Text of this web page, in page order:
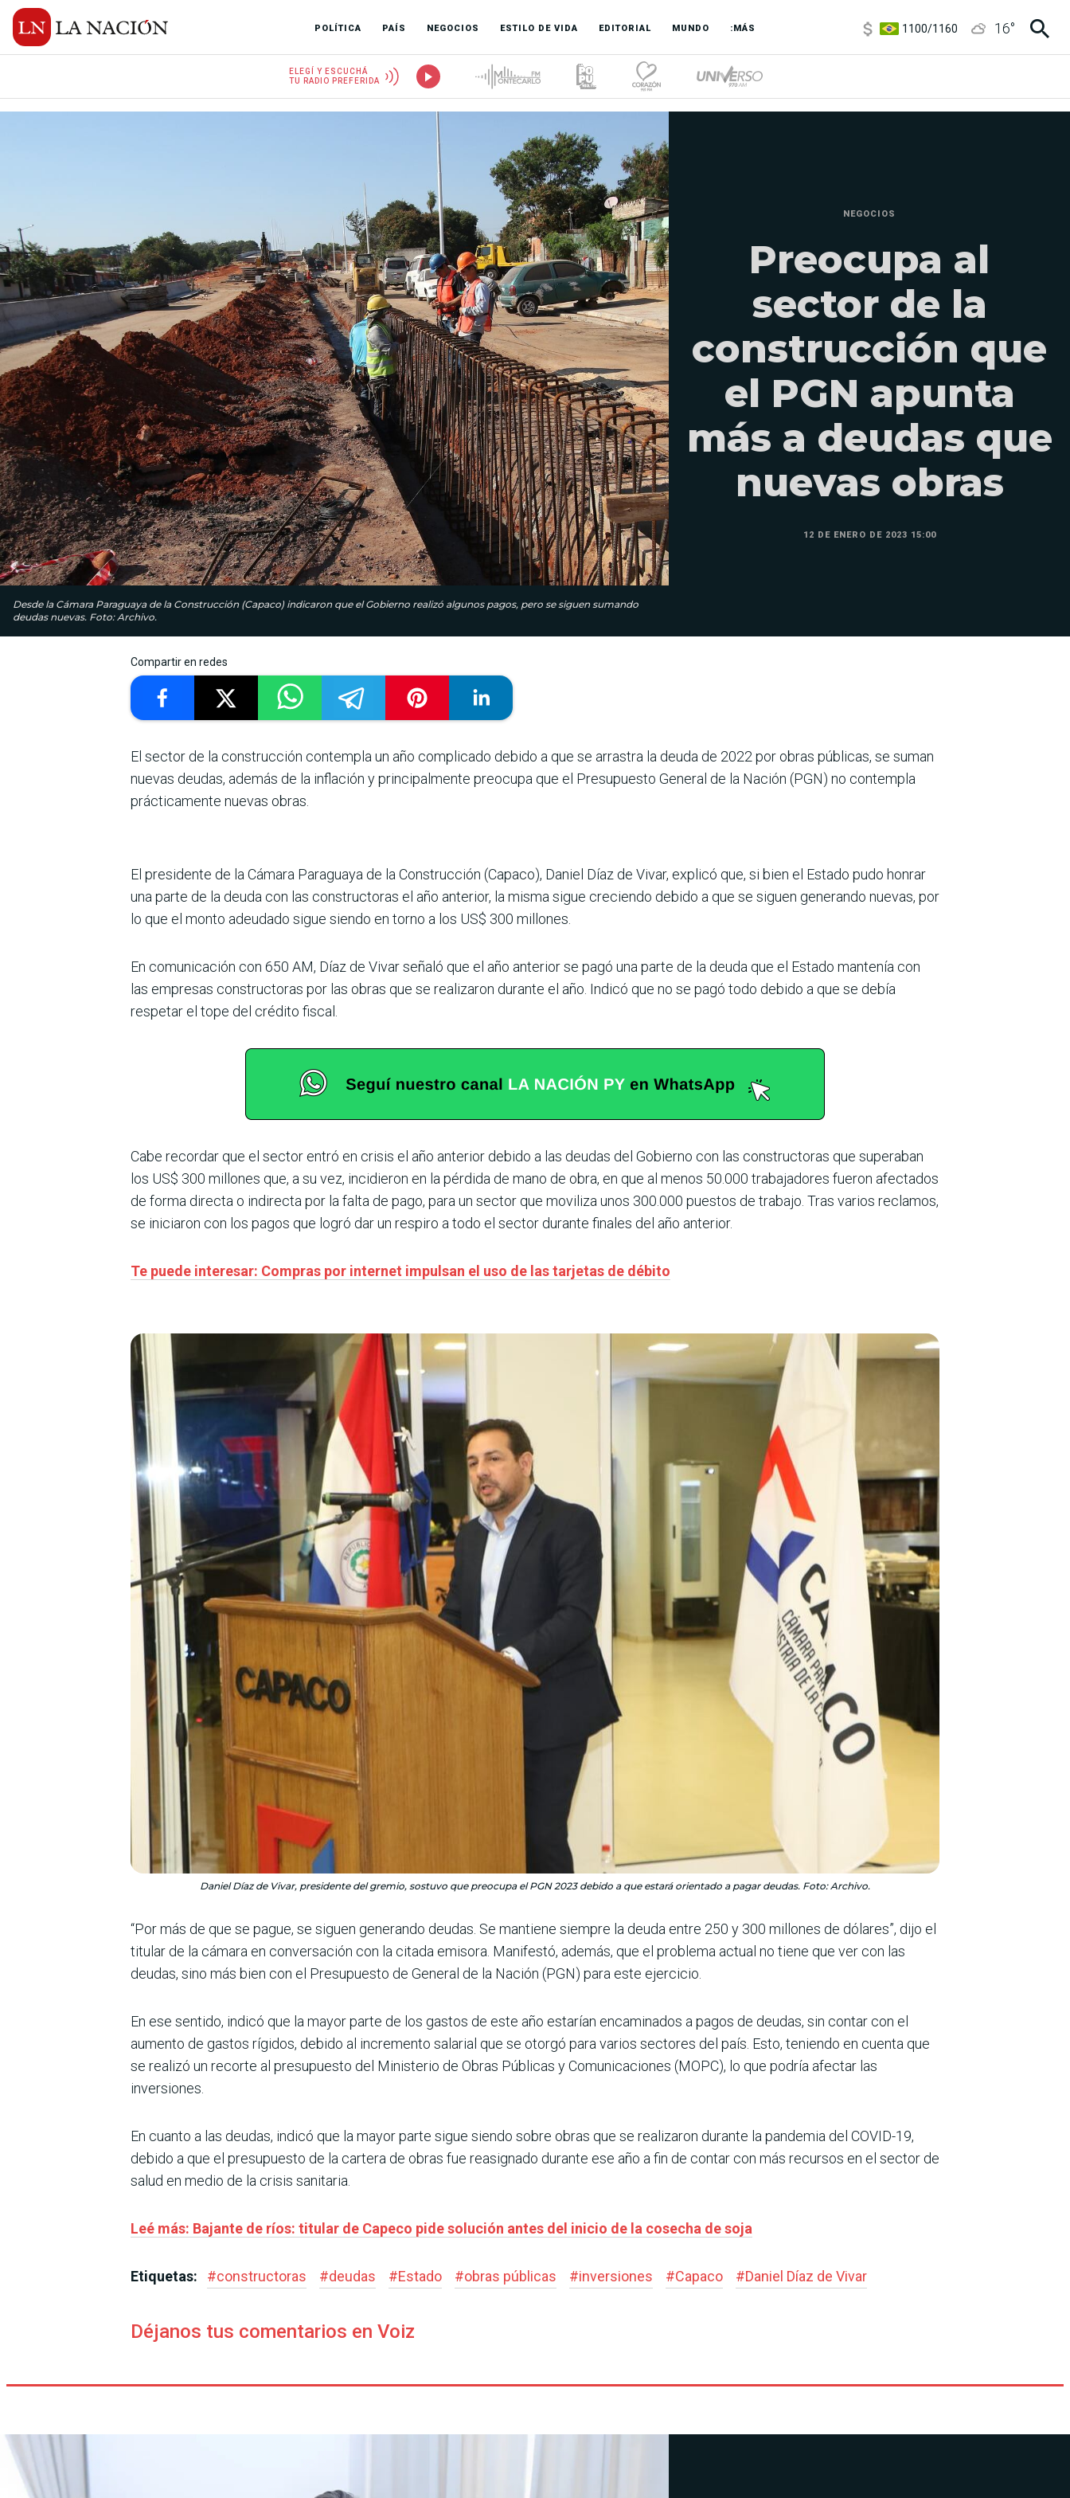
POLÍTICA PAÍS NEGOCIOS ESTILO DE VIDA EDITORIAL MUNDO :MÁS
3,8/4
16°
ELEGÍ Y ESCUCHÁ
TU RADIO PREFERIDA
Desde la Cámara Paraguaya de la Construcción (Capaco) indicaron que el Gobierno realizó algunos pagos, pero se siguen sumando
deudas nuevas. Foto: Archivo.
NEGOCIOS
Preocupa al
sector de la
construcción que
el PGN apunta
más a deudas que
nuevas obras
12 DE ENERO DE 2023 15:00
Compartir en redes
El sector de la construcción contempla un año complicado debido a que se arrastra la deuda de 2022 por obras públicas, se suman
nuevas deudas, además de la inflación y principalmente preocupa que el Presupuesto General de la Nación (PGN) no contempla
prácticamente nuevas obras.
El presidente de la Cámara Paraguaya de la Construcción (Capaco), Daniel Díaz de Vivar, explicó que, si bien el Estado pudo honrar
una parte de la deuda con las constructoras el año anterior, la misma sigue creciendo debido a que se siguen generando nuevas, por
lo que el monto adeudado sigue siendo en torno a los US$ 300 millones.
En comunicación con 650 AM, Díaz de Vivar señaló que el año anterior se pagó una parte de la deuda que el Estado mantenía con
las empresas constructoras por las obras que se realizaron durante el año. Indicó que no se pagó todo debido a que se debía
respetar el tope del crédito fiscal.
Cabe recordar que el sector entró en crisis el año anterior debido a las deudas del Gobierno con las constructoras que superaban
los US$ 300 millones que, a su vez, incidieron en la pérdida de mano de obra, en que al menos 50.000 trabajadores fueron afectados
de forma directa o indirecta por la falta de pago, para un sector que moviliza unos 300.000 puestos de trabajo. Tras varios reclamos,
se iniciaron con los pagos que logró dar un respiro a todo el sector durante finales del año anterior.
Te puede interesar: Compras por internet impulsan el uso de las tarjetas de débito
Daniel Díaz de Vivar, presidente del gremio, sostuvo que preocupa el PGN 2023 debido a que estará orientado a pagar deudas. Foto: Archivo.
“Por más de que se pague, se siguen generando deudas. Se mantiene siempre la deuda entre 250 y 300 millones de dólares”, dijo el
titular de la cámara en conversación con la citada emisora. Manifestó, además, que el problema actual no tiene que ver con las
deudas, sino más bien con el Presupuesto de General de la Nación (PGN) para este ejercicio.
En ese sentido, indicó que la mayor parte de los gastos de este año estarían encaminados a pagos de deudas, sin contar con el
aumento de gastos rígidos, debido al incremento salarial que se otorgó para varios sectores del país. Esto, teniendo en cuenta que
se realizó un recorte al presupuesto del Ministerio de Obras Públicas y Comunicaciones (MOPC), lo que podría afectar las
inversiones.
En cuanto a las deudas, indicó que la mayor parte sigue siendo sobre obras que se realizaron durante la pandemia del COVID-19,
debido a que el presupuesto de la cartera de obras fue reasignado durante ese año a fin de contar con más recursos en el sector de
salud en medio de la crisis sanitaria.
Leé más: Bajante de ríos: titular de Capeco pide solución antes del inicio de la cosecha de soja
Etiquetas: #constructoras #deudas #Estado #obras públicas #inversiones #Capaco #Daniel Díaz de Vivar
Déjanos tus comentarios en Voiz